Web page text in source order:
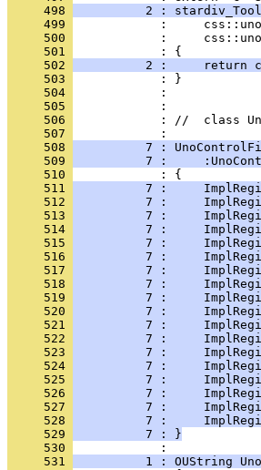
     498
2 :
     499
     500
     501
     502
2 :     return
     503
     504
     505
     506
: //  class
     507
     508
7 :
     509
7 :
     510
     511
7 :
     512
7 :
     513
7 :
     514
7 :
     515
7 :
     516
7 :
     517
7 :
     518
7 :
     519
7 :
     520
7 :
     521
7 :
     522
7 :
     523
7 :
     524
7 :
     525
7 :
     526
7 :
     527
7 :
     528
7 :
     529
          7 : }
     530
     531
1 : OUString